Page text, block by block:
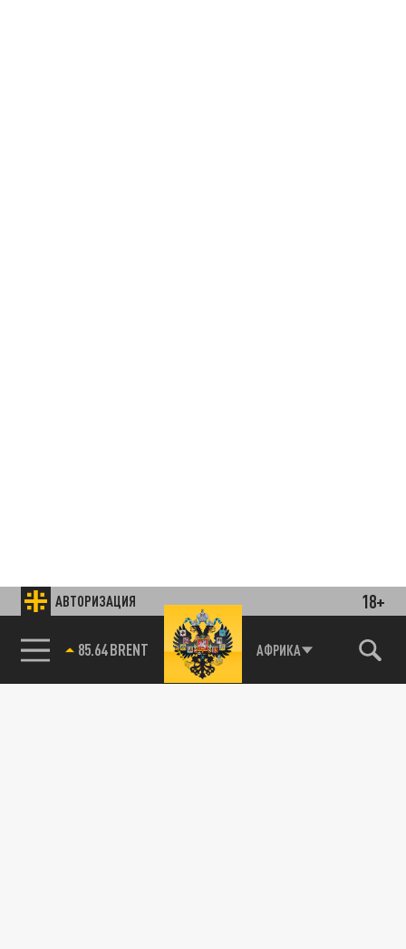
АВТОРИЗАЦИЯ 18+
85.64 BRENT АФРИКА